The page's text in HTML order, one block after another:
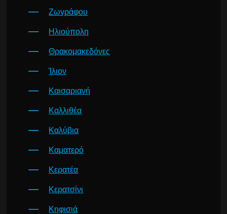
Ζωγράφου
Ηλιούπολη
Θρακομακεδόνες
Ίλιον
Καισαριανή
Καλλιθέα
Καλύβια
Καματερό
Κερατέα
Κερατσίνι
Κηφισιά